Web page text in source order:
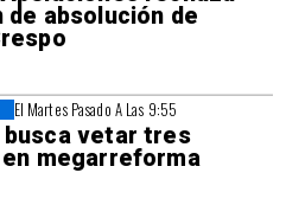
de absolución de
El Martes Pasado A Las 9:55
busca vetar tres
megarreforma